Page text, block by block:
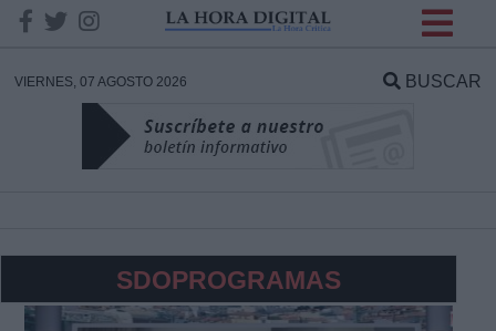
VIERNES, 07 AGOSTO 2026 BUSCAR
SDOPROGRAMAS
DATOS
Responsable:
Datos tratados: